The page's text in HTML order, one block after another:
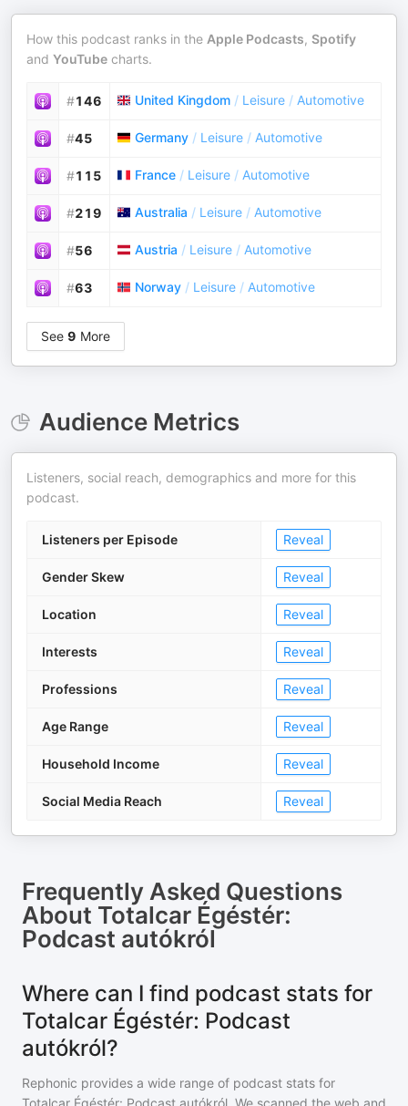
How this podcast ranks in the Apple Podcasts, Spotify
and YouTube charts.
#146 United Kingdom / Leisure / Automotive
#45 Germany / Leisure / Automotive
#115 France / Leisure / Automotive
#219 Australia / Leisure / Automotive
#56 Austria / Leisure / Automotive
#63 Norway / Leisure / Automotive
See 9 More
Audience Metrics
Listeners, social reach, demographics and more for this
podcast.
Listeners per Episode Reveal
Gender Skew Reveal
Location Reveal
Interests Reveal
Professions Reveal
Age Range Reveal
Household Income Reveal
Social Media Reach Reveal
Frequently Asked Questions
About Totalcar Égéstér:
Podcast autókról
Where can I find podcast stats for
Totalcar Égéstér: Podcast
autókról?
Rephonic provides a wide range of podcast stats for
Totalcar Égéstér: Podcast autókról . We scanned the web and